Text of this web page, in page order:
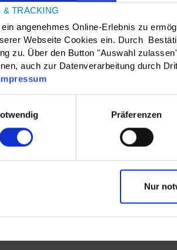
& TRACKING
ein angenehmes Online-Erlebnis zu
Webseite Cookies ein. Durch
zu. Über den Button "Auswahl
auch zur Datenverarbeitung durch
Präferenzen
Nur
М.А.